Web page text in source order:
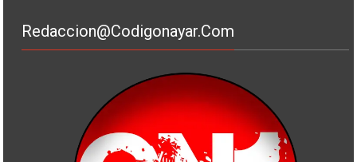
Redaccion@codigonayar.com